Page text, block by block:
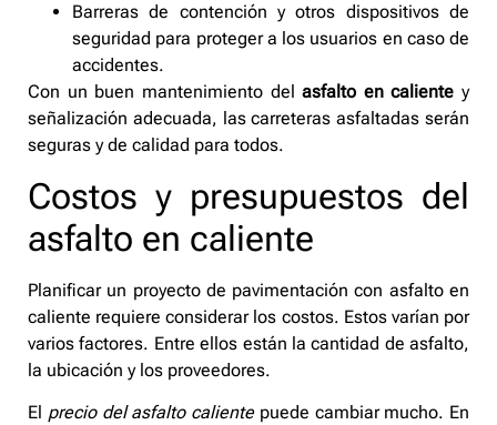
Barreras de contención y otros dispositivos de
seguridad para proteger a los usuarios en caso de
accidentes.
Con un buen mantenimiento delasfalto en caliente y
señalización adecuada, las carreteras asfaltadas serán
seguras y de calidad para todos.
Costos y presupuestos del
asfalto en caliente
Planificar un proyecto de pavimentación con asfalto en
caliente requiere considerar los costos. Estos varían por
varios factores. Entre ellos están la cantidad de asfalto,
la ubicación y los proveedores.
El precio del asfalto calientepuede cambiar mucho. En